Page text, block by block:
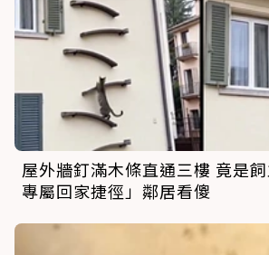
屋外牆釘滿木條直通三樓 竟是
專屬回家捷徑」鄰居看傻